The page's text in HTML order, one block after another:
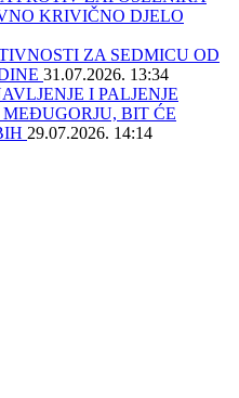
KRIVIČNO DJELO
ZA SEDMICU OD
31.07.2026. 13:34
I PALJENJE
BIT ĆE
29.07.2026. 14:14